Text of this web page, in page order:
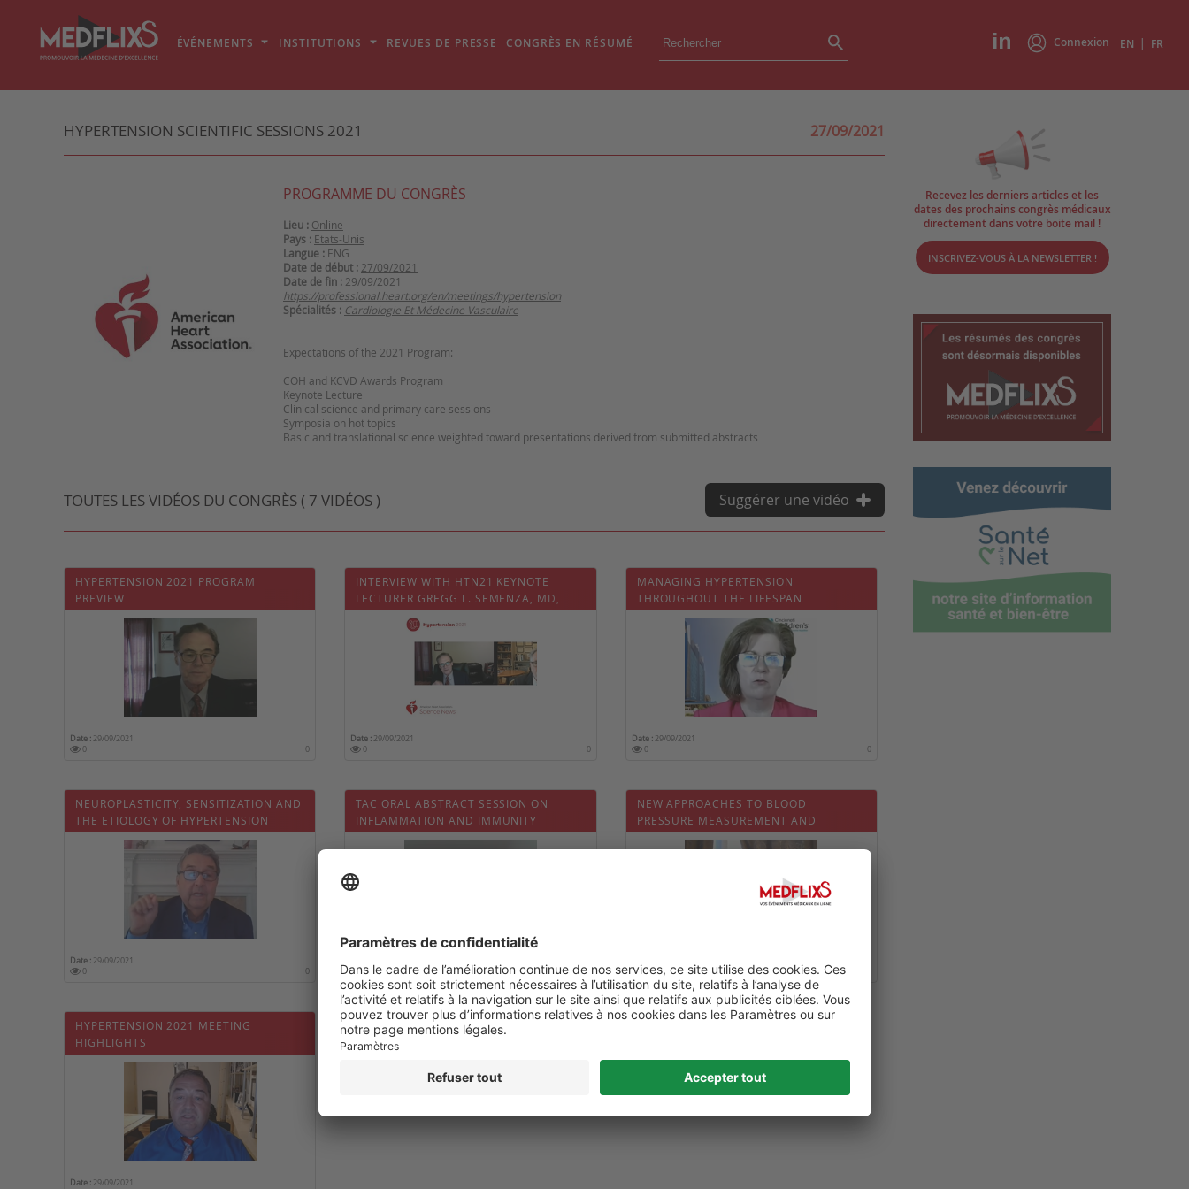
Connexion EN | FR
ÉVÉNEMENTS INSTITUTIONS REVUES DE PRESSE CONGRÈS EN RÉSUMÉ
HYPERTENSION SCIENTIFIC SESSIONS 2021 27/09/2021
PROGRAMME DU CONGRÈS
Lieu : Online
Pays : Etats-Unis
Langue : ENG
Date de début : 27/09/2021
Date de fin : 29/09/2021
https://professional.heart.org/en/meetings/hypertension
Spécialités : Cardiologie Et Médecine Vasculaire
Expectations of the 2021 Program:
COH and KCVD Awards Program
Keynote Lecture
Clinical science and primary care sessions
Symposia on hot topics
TOUTES LES VIDÉOS DU CONGRÈS ( 7 VIDÉOS ) Suggérer une vidéo
HYPERTENSION 2021 PROGRAM
PREVIEW
Date : 29/09/2021
0
0
INTERVIEW WITH HTN21 KEYNOTE
LECTURER GREGG L. SEMENZA, MD,
PHD
Date : 29/09/2021
0
0
MANAGING HYPERTENSION
THROUGHOUT THE LIFESPAN
Date :29/09/2021
0
0
NEUROPLASTICITY, SENSITIZATION AND
THE ETIOLOGY OF HYPERTENSION
Date : 29/09/2021
0
0
TAC ORAL ABSTRACT SESSION ON
INFLAMMATION AND IMMUNITY
0
0
NEW APPROACHES TO BLOOD
PRESSURE MEASUREMENT AND
CONTROL
0
HYPERTENSION 2021 MEETING
HIGHLIGHTS
Date : 29/09/2021
Recevez les derniers articles et les
dates des prochains congrès médicaux
directement dans votre boite mail !
INSCRIVEZ-VOUS À LA NEWSLETTER !